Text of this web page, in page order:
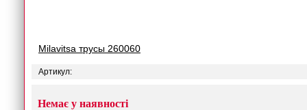
Milavitsa трусы 260060
Артикул:
Немає у наявності